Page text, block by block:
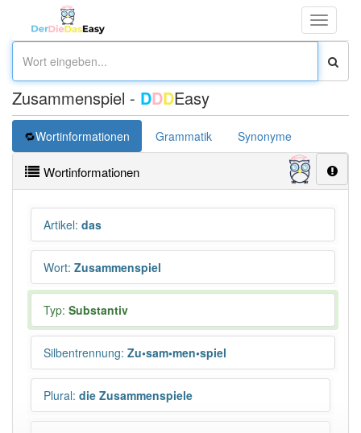
Toggle
Zusammenspiel - DDDEasy
Wortinformationen Grammatik Synonyme
Wortinformationen
Artikel: das
Wort: Zusammenspiel
Typ: Substantiv
Silbentrennung: Zu•sam•men•spiel
Plural: die Zusammenspiele